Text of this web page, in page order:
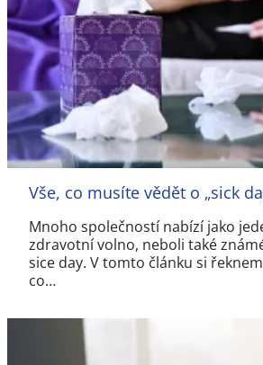
Vše, co musíte vědět o „sick
Mnoho společností nabízí jako
zdravotní volno, neboli také
sice day. V tomto článku si
co…